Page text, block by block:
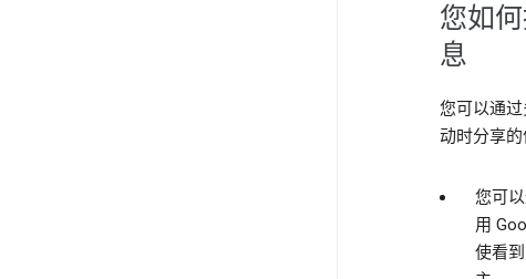
您如
息
您可以通
动时分享的
您可
用
使看